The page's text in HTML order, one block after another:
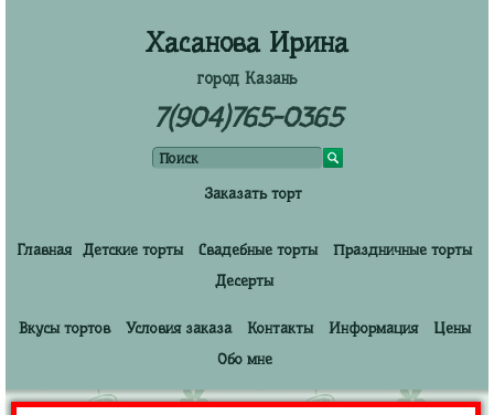
Хасанова Ирина
город Казань
7(904)765-0365
Заказать торт
Главная Детские торты Свадебные торты
Праздничные торты
Десерты
Вкусы тортов Условия заказа Контакты Информация
Цены
Обо мне